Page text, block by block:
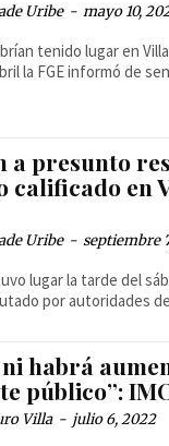
Uribe - mayo 10,
tenido lugar en
la FGE informó de
a presunto
calificado en
Uribe - septiembre
lugar la tarde del
por autoridades
ni habrá
público”:
Villa - julio 6, 2022